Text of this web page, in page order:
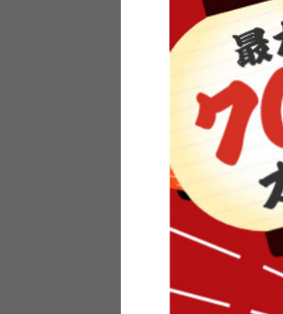
素材の良さを活かしたウッドソ
ケットのペンダントライト
インフォメーション
よくあるご質問